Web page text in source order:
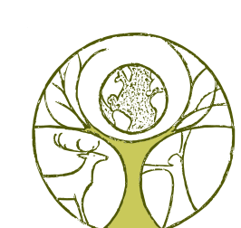
springen